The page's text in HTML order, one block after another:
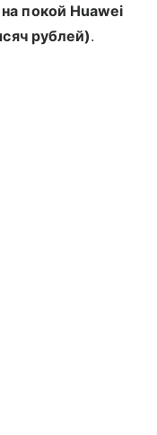
покой Huawei
рублей).